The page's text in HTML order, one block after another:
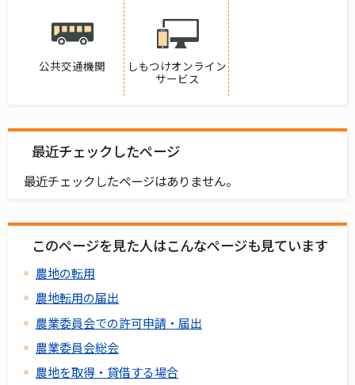
公共交通機関
しもつけオンライン
サービス
最近チェックしたページ
最近チェックしたページはありません。
このページを見た人はこんなページも見ています
農地の転用
農地転用の届出
農業委員会での許可申請・届出
農業委員会総会
農地を取得・貸借する場合